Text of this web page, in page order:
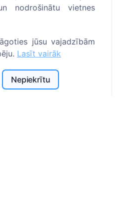
kapsētu
nodrošinātu vietnes
jūsu vajadzībām
Lasīt vairāk
Nepiekrītu